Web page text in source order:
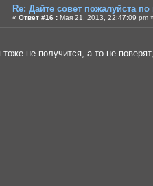
Re: Дайте совет пожалуйста
« Ответ #16 : Мая 21, 2013, 22:47:09 pm
не получится, а то не